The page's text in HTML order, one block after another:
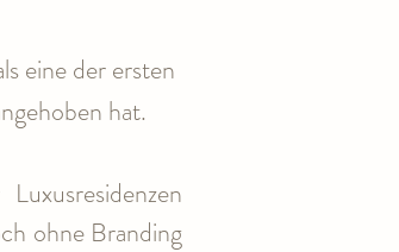
eine der ersten
hat.
ohne Branding